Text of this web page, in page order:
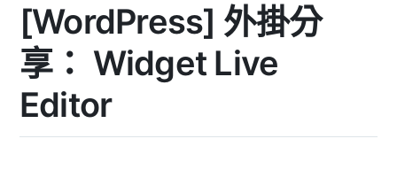
[WordPress] 外掛分
享： Widget Live
Editor